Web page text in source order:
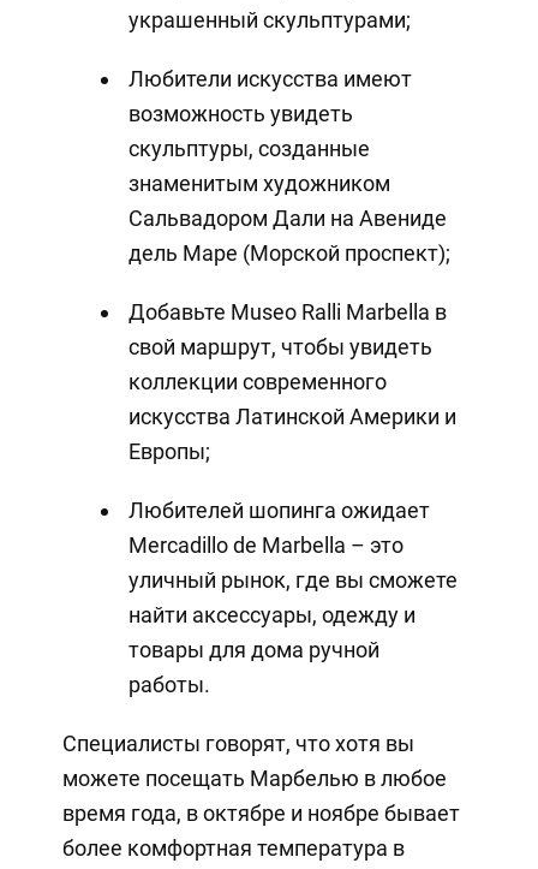
украшенный скульптурами;
Любители искусства имеют
возможность увидеть
скульптуры, созданные
знаменитым художником
Сальвадором Дали на Авениде
дель Маре (Морской проспект);
Добавьте Museo Ralli Marbella в
свой маршрут, чтобы увидеть
коллекции современного
искусства Латинской Америки и
Европы;
Любителей шопинга ожидает
Mercadillo de Marbella – это
уличный рынок, где вы сможете
найти аксессуары, одежду и
товары для дома ручной
работы.
Специалисты говорят, что хотя вы
можете посещать Марбелью в любое
время года, в октябре и ноябре бывает
более комфортная температура в